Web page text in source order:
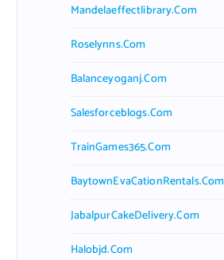
Mandelaeffectlibrary.com
Roselynns.com
Balanceyoganj.com
Salesforceblogs.com
TrainGames365.com
BaytownEvaCationRentals.com
JabalpurCakeDelivery.com
Halobjd.com